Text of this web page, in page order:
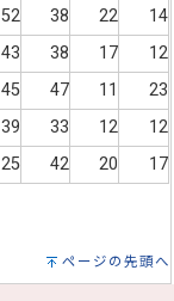
52 38 22
14
43 38 17
12
45 47 11
23
39 33 12
12
25 42 20 17
ページの先頭へ